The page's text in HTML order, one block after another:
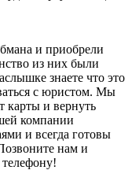
и приобрели
из них были
знаете что это
с юристом. Мы
карты и вернуть
компании
и всегда готовы
нам и